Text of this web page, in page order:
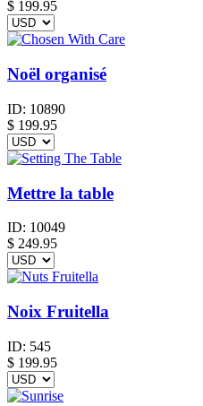
$ 199.95
Noël organisé
ID: 10890
$ 199.95
Mettre la table
ID: 10049
$ 249.95
Noix Fruitella
ID: 545
$ 199.95